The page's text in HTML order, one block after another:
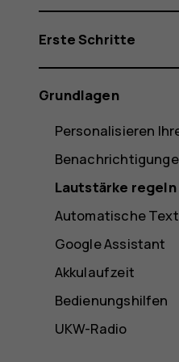
Erste Schritte
Grundlagen
Personalisieren
Lautstärke regeln
Automatische
Google Assistant
Akkulaufzeit
Bedienungshilfen
UKW-Radio